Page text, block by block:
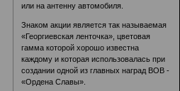
или на антенну автомобиля.
Знаком акции является так называемая
«Георгиевская ленточка», цветовая
гамма которой хорошо известна
каждому и которая использовалась при
создании одной из главных наград ВОВ -
«Ордена Славы».